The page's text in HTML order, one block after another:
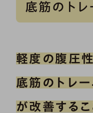
底筋のトレ
軽度の腹圧
底筋のトレ
が改善する